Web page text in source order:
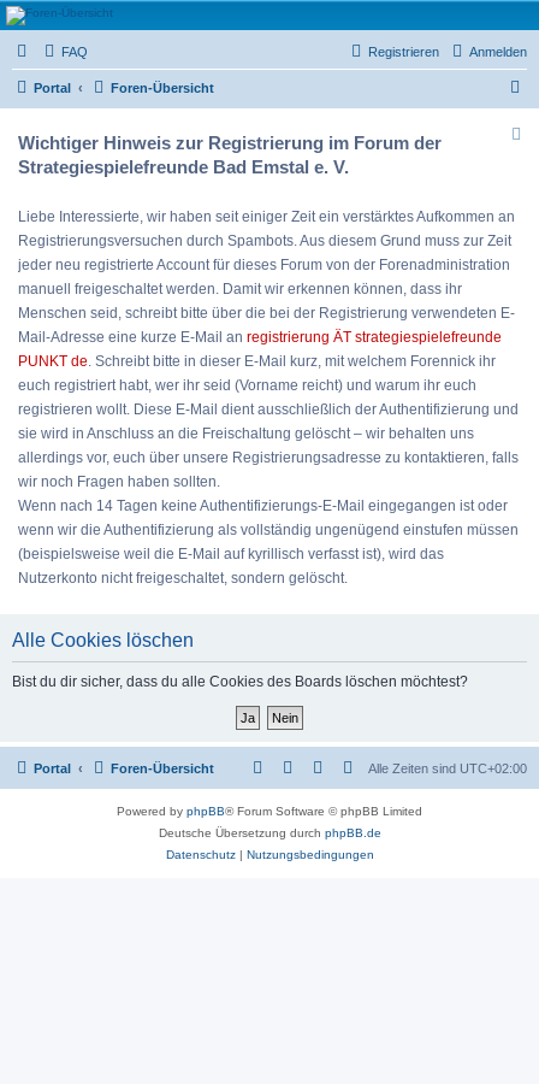
Strategiespielefreunde
Bad Emstal e.V.
Das Forum der Strategiespielefreunde Bad Emstal e.V. - Tabletop und mehr
FAQ Anmelden
Registrieren
Portal Foren-Übersicht
Wichtiger Hinweis zur Registrierung im Forum der
Strategiespielefreunde Bad Emstal e. V.
Liebe Interessierte, wir haben seit einiger Zeit ein verstärktes Aufkommen an
Registrierungsversuchen durch Spambots. Aus diesem Grund muss zur Zeit
jeder neu registrierte Account für dieses Forum von der Forenadministration
manuell freigeschaltet werden. Damit wir erkennen können, dass ihr
Menschen seid, schreibt bitte über die bei der Registrierung verwendeten E-
Mail-Adresse eine kurze E-Mail an registrierung ÄT strategiespielefreunde
PUNKT de. Schreibt bitte in dieser E-Mail kurz, mit welchem Forennick ihr
euch registriert habt, wer ihr seid (Vorname reicht) und warum ihr euch
registrieren wollt. Diese E-Mail dient ausschließlich der Authentifizierung und
sie wird in Anschluss an die Freischaltung gelöscht – wir behalten uns
allerdings vor, euch über unsere Registrierungsadresse zu kontaktieren, falls
wir noch Fragen haben sollten.
Wenn nach 14 Tagen keine Authentifizierungs-E-Mail eingegangen ist oder
wenn wir die Authentifizierung als vollständig ungenügend einstufen müssen
(beispielsweise weil die E-Mail auf kyrillisch verfasst ist), wird das
Nutzerkonto nicht freigeschaltet, sondern gelöscht.
Alle Cookies löschen
Bist du dir sicher, dass du alle Cookies des Boards löschen möchtest?
Portal Foren-Übersicht Alle Zeiten sind UTC+02:00
Powered by phpBB® Forum Software © phpBB Limited
Deutsche Übersetzung durch phpBB.de
Datenschutz| Nutzungsbedingungen